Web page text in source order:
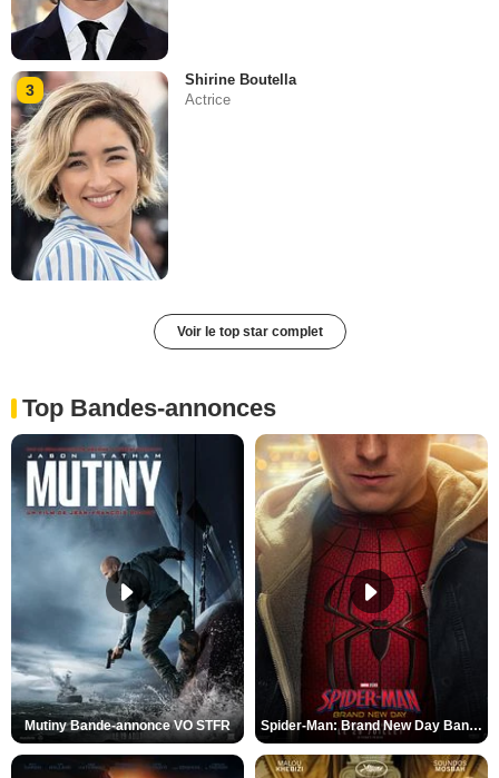
3
Shirine Boutella
Actrice
Voir le top star complet
Top Bandes-annonces
Mutiny Bande-annonce VO STFR Spider-Man: Brand New Day Bande-annonce VO STFR